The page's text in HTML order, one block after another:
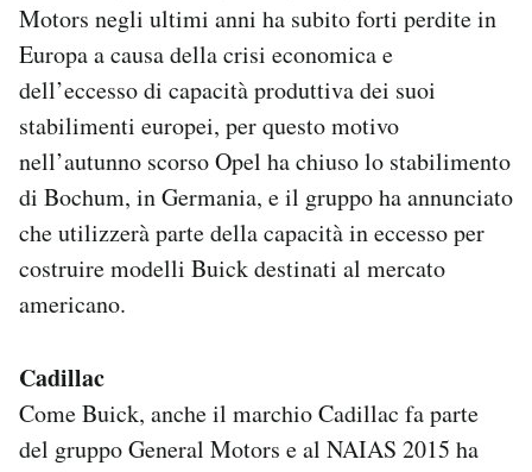
Motors negli ultimi anni ha subito forti perdite in
Europa a causa della crisi economica e
dell’eccesso di capacità produttiva dei suoi
stabilimenti europei, per questo motivo
nell’autunno scorso Opel ha chiuso lo stabilimento
di Bochum, in Germania, e il gruppo ha annunciato
che utilizzerà parte della capacità in eccesso per
costruire modelli Buick destinati al mercato
americano.
Cadillac
Come Buick, anche il marchio Cadillac fa parte
del gruppo General Motors e al NAIAS 2015 ha